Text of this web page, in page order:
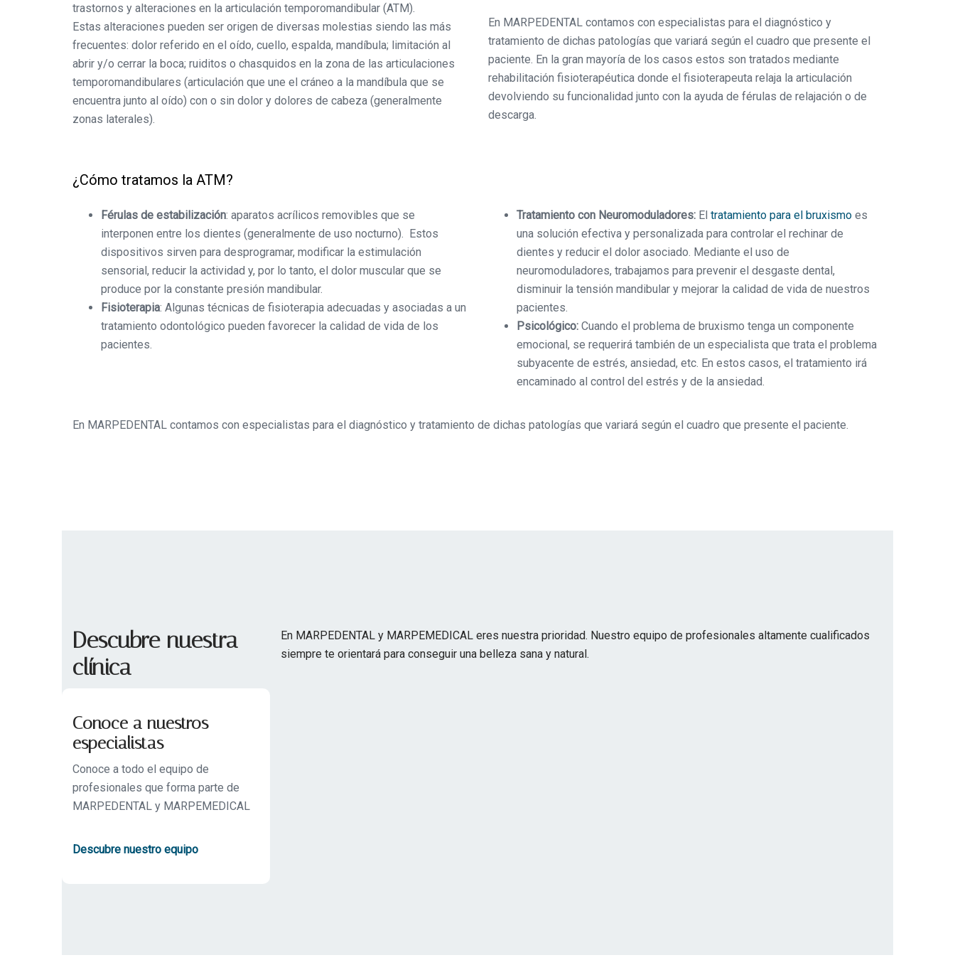
trastornos y alteraciones en la articulación temporomandibular (ATM).
Estas alteraciones pueden ser origen de diversas molestias siendo las más
frecuentes: dolor referido en el oído, cuello, espalda, mandíbula; limitación al
abrir y/o cerrar la boca; ruiditos o chasquidos en la zona de las articulaciones
temporomandibulares (articulación que une el cráneo a la mandíbula que se
encuentra junto al oído) con o sin dolor y dolores de cabeza (generalmente
zonas laterales).
En MARPEDENTAL contamos con especialistas para el diagnóstico y
tratamiento de dichas patologías que variará según el cuadro que presente el
paciente. En la gran mayoría de los casos estos son tratados mediante
rehabilitación fisioterapéutica donde el fisioterapeuta relaja la articulación
devolviendo su funcionalidad junto con la ayuda de férulas de relajación o de
descarga.
¿Cómo tratamos la ATM?
Férulas de estabilización: aparatos acrílicos removibles que se
interponen entre los dientes (generalmente de uso nocturno). Estos
dispositivos sirven para desprogramar, modificar la estimulación
sensorial, reducir la actividad y, por lo tanto, el dolor muscular que se
produce por la constante presión mandibular.
Fisioterapia: Algunas técnicas de fisioterapia adecuadas y asociadas a un
tratamiento odontológico pueden favorecer la calidad de vida de los
pacientes.
Tratamiento con Neuromoduladores: El tratamiento para el bruxismo es
una solución efectiva y personalizada para controlar el rechinar de
dientes y reducir el dolor asociado. Mediante el uso de
neuromoduladores, trabajamos para prevenir el desgaste dental,
disminuir la tensión mandibular y mejorar la calidad de vida de nuestros
pacientes.
Psicológico: Cuando el problema de bruxismo tenga un componente
emocional, se requerirá también de un especialista que trata el problema
subyacente de estrés, ansiedad, etc. En estos casos, el tratamiento irá
encaminado al control del estrés y de la ansiedad.
En MARPEDENTAL contamos con especialistas para el diagnóstico y tratamiento de dichas patologías que variará según el cuadro que presente el paciente.
Descubre nuestra
clínica
En MARPEDENTAL y MARPEMEDICAL eres nuestra prioridad. Nuestro equipo de profesionales altamente cualificados
siempre te orientará para conseguir una belleza sana y natural.
Conoce a nuestros
especialistas
Conoce a todo el equipo de
profesionales que forma parte de
MARPEDENTAL y MARPEMEDICAL
Descubre nuestro equipo